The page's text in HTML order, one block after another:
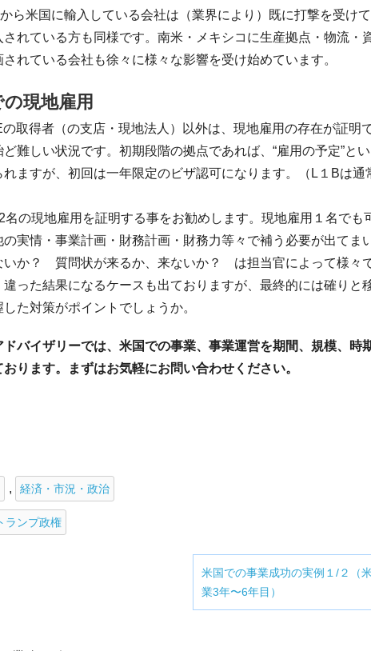
ら米国に輸入している会社は（業界により）既に打撃を受けて
れている方も同様です。南米・メキシコに生産拠点・物流・
れている会社も徐々に様々な影響を受け始めています。
現地雇用
取得者（の支店・現地法人）以外は、現地雇用の存在が証明
難しい状況です。初期段階の拠点であれば、“雇用の予定”と
ますが、初回は一年限定のビザ認可になります。（L１Bは通
名の現地雇用を証明する事をお勧めします。現地雇用１名でも
実情・事業計画・財務計画・財務力等々で補う必要が出てま
か？ 質問状が来るか、来ないか？ は担当官によって様々
った結果になるケースも出ておりますが、最終的には確りと
た対策がポイントでしょうか。
バイザリーでは、米国での事業、事業運営を期間、規模、時
ります。まずはお気軽にお問い合わせください。
, 経済・市況・政治
ランプ政権
米国での事業成功の実例１/２（
業3年〜6年目）